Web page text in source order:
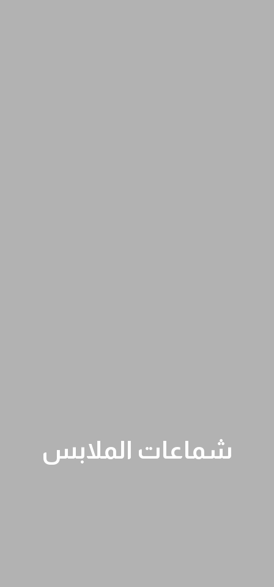
شماعات الملابس